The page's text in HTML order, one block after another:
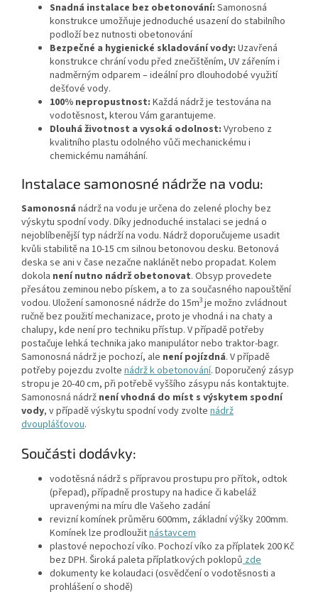
Snadná instalace bez obetonování: Samonosná
konstrukce umožňuje jednoduché usazení do stabilního
podloží bez nutnosti obetonování
Bezpečné a hygienické skladování vody: Uzavřená
konstrukce chrání vodu před znečištěním, UV zářením i
nadměrným odparem – ideální pro dlouhodobé využití
dešťové vody.
100% nepropustnost: Každá nádrž je testována na
vodotěsnost, kterou Vám garantujeme.
Dlouhá životnost a vysoká odolnost: Vyrobeno z
kvalitního plastu odolného vůči mechanickému i
chemickému namáhání.
Instalace samonosné nádrže na vodu:
Samonosná nádrž na vodu je určena do zelené plochy bez
výskytu spodní vody. Díky jednoduché instalaci se jedná o
nejoblíbenější typ nádrží na vodu. Nádrž doporučujeme usadit
kvůli stabilitě na 10-15 cm silnou betonovou desku. Betonová
deska se ani v čase nezačne naklánět nebo propadat. Kolem
dokola není nutno nádrž obetonovat. Obsyp provedete
přesátou zeminou nebo pískem, a to za současného napouštění
vodou. Uložení samonosné nádrže do 15m3 je možno zvládnout
ručně bez použití mechanizace, proto je vhodná i na chaty a
chalupy, kde není pro techniku přístup. V případě potřeby
postačuje lehká technika jako manipulátor nebo traktor-bagr.
Samonosná nádrž je pochozí, ale není pojízdná. V případě
potřeby pojezdu zvolte nádrž k obetonování. Doporučený zásyp
stropu je 20-40 cm, při potřebě vyššího zásypu nás kontaktujte.
Samonosná nádrž není vhodná do míst s výskytem spodní
vody, v případě výskytu spodní vody zvolte nádrž
dvouplášťovou.
Součásti dodávky:
vodotěsná nádrž s přípravou prostupu pro přítok, odtok
(přepad), případně prostupy na hadice či kabeláž
upravenými na míru dle Vašeho zadání
revizní komínek průměru 600mm, základní výšky 200mm.
Komínek lze prodloužitnástavcem
plastové nepochozí víko. Pochozí víko za příplatek 200 Kč
bez DPH. Široká paleta příplatkových poklopů zde
dokumenty ke kolaudaci (osvědčení o vodotěsnosti a
prohlášení o shodě)